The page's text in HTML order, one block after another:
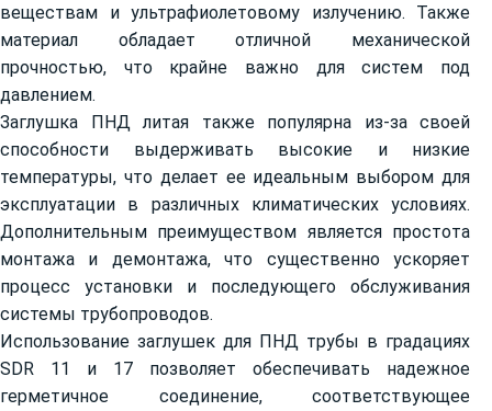
веществам и ультрафиолетовому излучению. Также
материал обладает отличной механической
прочностью, что крайне важно для систем под
давлением.
Заглушка ПНД литая также популярна из-за своей
способности выдерживать высокие и низкие
температуры, что делает ее идеальным выбором для
эксплуатации в различных климатических условиях.
Дополнительным преимуществом является простота
монтажа и демонтажа, что существенно ускоряет
процесс установки и последующего обслуживания
системы трубопроводов.
Использование заглушек для ПНД трубы в градациях
SDR 11 и 17 позволяет обеспечивать надежное
герметичное соединение, соответствующее